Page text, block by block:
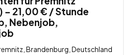
21,00 € / Stunde
Nebenjob,
Brandenburg, Deutschland